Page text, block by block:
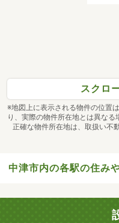
スクロ
※地図上に表示される物件の位置
り、実際の物件所在地とは異なる
正確な物件所在地は、取扱い不
中津市内の各駅の住み